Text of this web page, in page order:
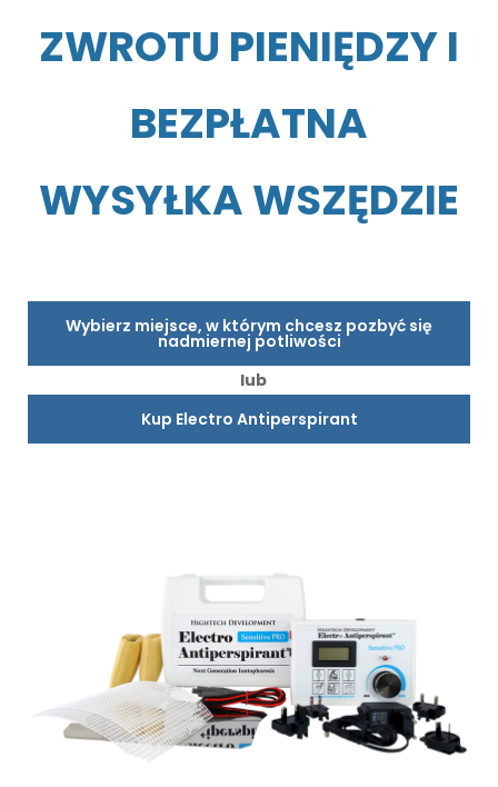
ZWROTU PIENIĘDZY I
BEZPŁATNA
WYSYŁKA WSZĘDZIE
Wybierz miejsce, w którym chcesz pozbyć się
nadmiernej potliwości
lub
Kup Electro Antiperspirant